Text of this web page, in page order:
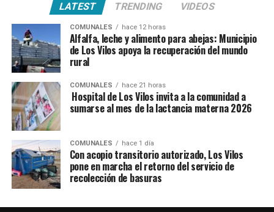
LATEST TRENDING VIDEOS
COMUNALES hace 12 horas
Alfalfa, leche y alimento para abejas: Municipio
de Los Vilos apoya la recuperación del mundo
rural
COMUNALES hace 21 horas
Hospital de Los Vilos invita a la comunidad a
sumarse al mes de la lactancia materna 2026
COMUNALES hace 1 día
Con acopio transitorio autorizado, Los Vilos
pone en marcha el retorno del servicio de
recolección de basuras